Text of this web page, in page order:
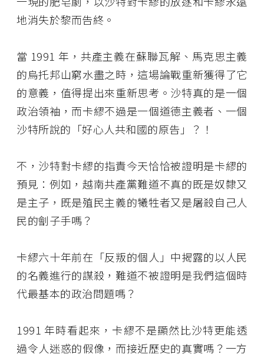
地消失於黎而告終。
當 1991 年，共產主義在蘇聯瓦解、馬克思主義
的烏托邦山窮水盡之時，這場論戰重新獲得了它
的意義，值得提出來重新思考。沙特真的是一個
政治領袖，而卡繆不過是一個道德主義者、一個
沙特所說的「好心人共和國的原告」？！
不，沙特對卡繆的指責今天恰恰被證明是卡繆的
預見：例如，越南共產黨難道不真的既是奴隸又
是主子，既是殖民主義的犧牲者又是屠殺自己人
民的劊子手嗎？
卡繆六十年前在「反叛的個人」中揭露的以人民
的名義進行的謀殺，難道不被證明是我們這個時
代最基本的政治問題嗎？
1991 年時看起來，卡繆不是顯然比沙特更能透
過令人迷惑的假像，而接近歷史的真實嗎？一方